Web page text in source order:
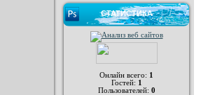
СТАТИСТИКА
Онлайн всего: 1
Гостей: 1
Пользователей: 0